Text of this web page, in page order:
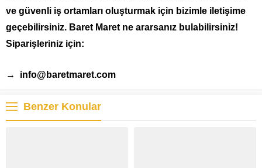
ve güvenli iş ortamları oluşturmak için bizimle iletişime
geçebilirsiniz. Baret Maret ne ararsanız bulabilirsiniz!
Siparişleriniz için:
→ info@baretmaret.com
Benzer Konular